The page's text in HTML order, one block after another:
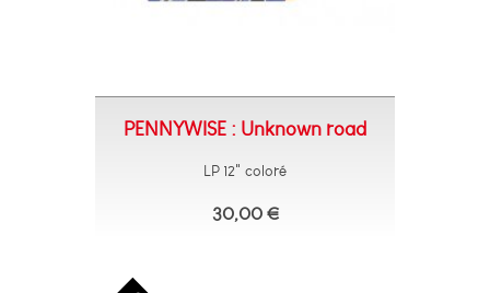
PENNYWISE : Unknown road
LP 12" coloré
30,00 €